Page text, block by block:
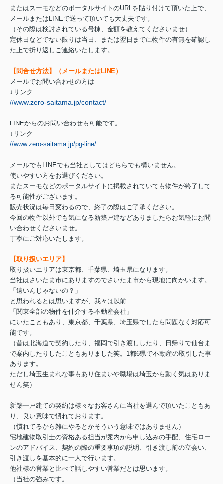
またはスーモなどのポータルサイトのURLを貼り付けて頂いた上で、
メールまたはLINEで送って頂いても大丈夫です。
（その際は検討されている号棟、金額を教えてくださいませ）
定休日などでない限りは当日、または翌日までに物件の有無を確認し
た上で折り返しご連絡いたします。
【問合せ方法】（メールまたはLINE）
メールでお問い合わせの方は
↓リンク
//www.zero-saitama.jp/contact/
LINEからのお問い合わせも可能です。
↓リンク
//www.zero-saitama.jp/pg-line/
メールでもLINEでも当社としてはどちらでも構いません。
使いやすい方をお選びください。
またスーモなどのポータルサイトに掲載されていても物件が終了して
る可能性がございます。
販売状況は毎日変わるので、終了の際はご了承ください。
今回の物件以外でも気になる新築戸建などありましたらお気軽にお問
い合わせくださいませ。
丁寧にご対応いたします。
【取り扱いエリア】
取り扱いエリアは東京都、千葉県、埼玉県になります。
当社はさいたま市にありますのでさいたま市から現地に向かいます。
「遠いんじゃないの？」
と思われるとは思いますが、我々は以前
「関東全部の物件を仲介する不動産会社」
にいたこともあり、東京都、千葉県、埼玉県でしたら問題なく対応可
能です。
（昔は北海道で契約したり、福岡で引き渡ししたり、日帰りで仙台ま
で案内したりしたこともありました笑。1都6県で不動産の取引した事
あります。
ただし埼玉生まれな事もあり住まいや職場は埼玉から動く気はありま
せん笑）
新築一戸建ての契約は様々なお客さんに当社を選んで頂いたこともあ
り、良い意味で慣れております。
（慣れてるから雑にやるとかそういう意味ではありません）
宅地建物取引士の資格ある担当が案内から申し込みの手配、住宅ロー
ンのアドバイス、契約の際の重要事項の説明、引き渡し前の立会い、
引き渡しを基本的に一人で行います。
他社様の営業と比べて話しやすい営業だとは思います。
（当社の強みです。